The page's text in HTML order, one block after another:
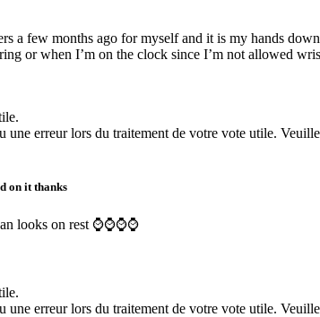
a few months ago for myself and it is my hands
or when I’m on the clock since I’m not allowed
une erreur lors du traitement de votre vote utile.
on it thanks
looks on rest ⌚️⌚️⌚️⌚️
une erreur lors du traitement de votre vote utile.